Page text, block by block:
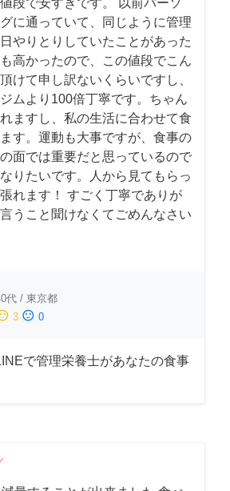
に通っていて、同じように管理
やりとりしていたことがあった
高かったので、この値段でこん
けて申し訳ないくらいですし、
ムより100倍丁寧です。ちゃん
ますし、私の生活に合わせて食
す。運動も大事ですが、食事の
面では重要だと思っているので
りたいです。人から見てもらっ
れます！ すごく丁寧でありが
うこと聞けなくてごめんなさい
代 / 東京都
3 sentiment_dissatisfied 0
で管理栄養士があなたの食事